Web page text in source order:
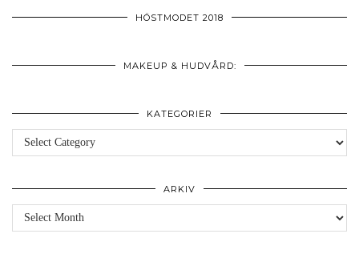
HÖSTMODET 2018
MAKEUP & HUDVÅRD:
KATEGORIER
Kategorier
ARKIV
Arkiv